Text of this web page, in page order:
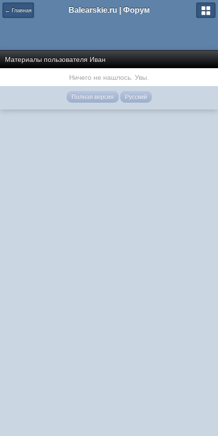
← Главная Balearskie.ru | Форум
Материалы пользователя Иван
Ничего не нашлось. Увы.
Полная версия Русский